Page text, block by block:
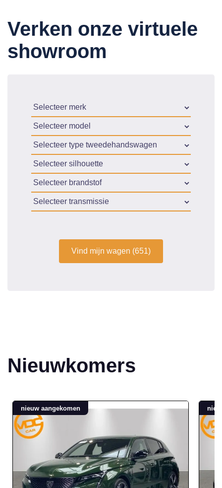
Verken onze virtuele
showroom
Vind mijn wagen (651)
Nieuwkomers
nieuw aangekomen